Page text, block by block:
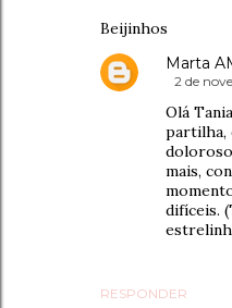
Beijinhos
RESPONDER
Marta
2 de
Olá
partilha,
mais,
difíceis.